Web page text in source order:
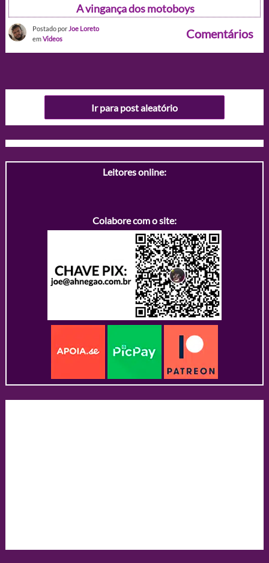
A vingança dos motoboys
Postado por Joe Loreto
emVideos Comentários
Ir para post aleatório
Leitores online:
Colabore com o site: